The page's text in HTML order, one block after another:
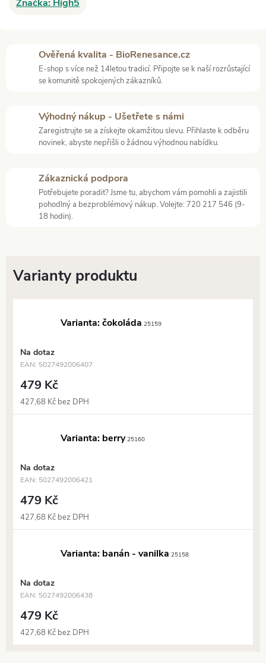
Značka: High5
Ověřená kvalita - BioRenesance.cz
E-shop s více než 14letou tradicí. Připojte se k naší rozrůstající
se komunitě spokojených zákazníků.
Výhodný nákup - Ušetřete s námi
Zaregistrujte se a získejte okamžitou slevu. Přihlaste k odběru
novinek, abyste nepřišli o žádnou výhodnou nabídku.
Zákaznická podpora
Potřebujete poradit? Jsme tu, abychom vám pomohli a zajistili
pohodlný a bezproblémový nákup. Volejte: 720 217 546 (9-
18 hodin).
Varianta: čokoláda 25159
Na dotaz
EAN: 5027492006407
479 Kč
427,68 Kč bez DPH
Varianta: berry25160
Na dotaz
EAN: 5027492006421
479 Kč
427,68 Kč bez DPH
Varianta: banán - vanilka 25158
Na dotaz
EAN: 5027492006438
479 Kč
427,68 Kč bez DPH